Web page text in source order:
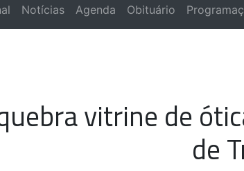
Notícias Agenda Obituário
vitrine de
de